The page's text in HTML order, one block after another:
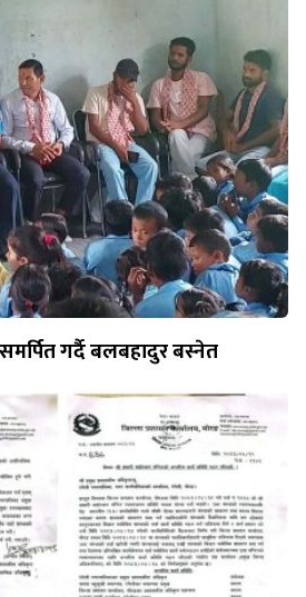
गर्दै बलबहादुर बस्नेत